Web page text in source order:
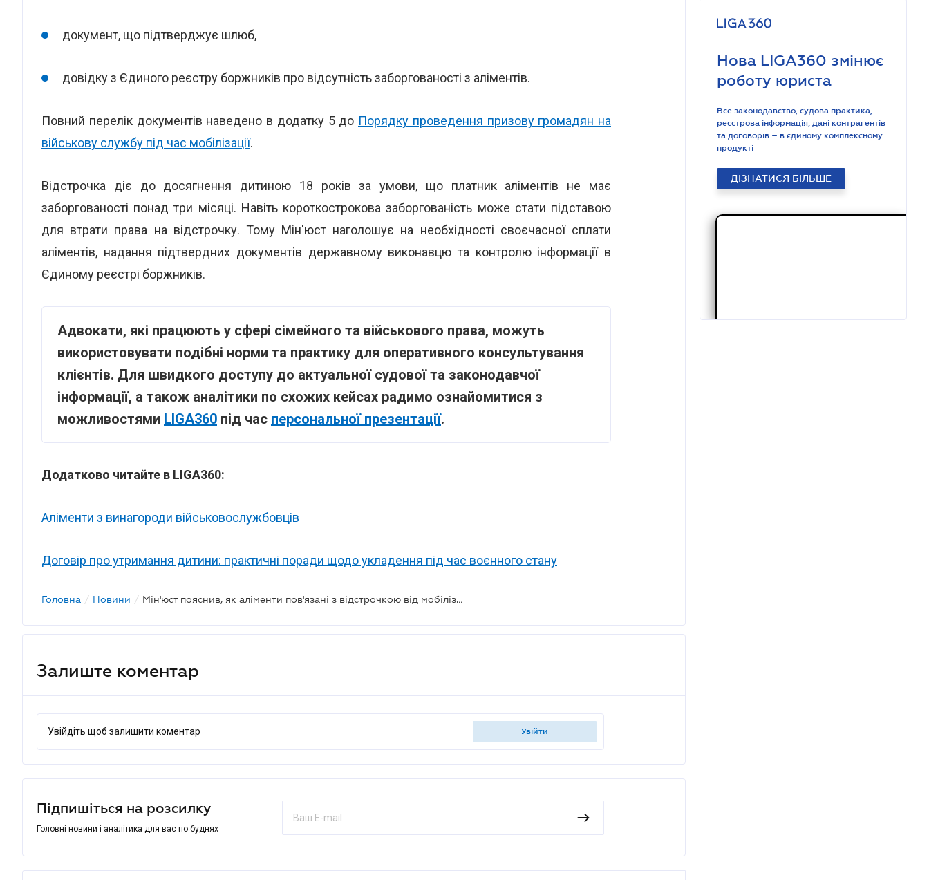
документ, що підтверджує шлюб,
довідку з Єдиного реєстру боржників про відсутність заборгованості з аліментів.
Повний перелік документів наведено в додатку 5 до Порядку проведення призову громадян на
військову службу під час мобілізації.
Відстрочка діє до досягнення дитиною 18 років за умови, що платник аліментів не має
заборгованості понад три місяці. Навіть короткострокова заборгованість може стати підставою
для втрати права на відстрочку. Тому Мін'юст наголошує на необхідності своєчасної сплати
аліментів, надання підтвердних документів державному виконавцю та контролю інформації в
Єдиному реєстрі боржників.
Адвокати, які працюють у сфері сімейного та військового права, можуть
використовувати подібні норми та практику для оперативного консультування
клієнтів. Для швидкого доступу до актуальної судової та законодавчої
інформації, а також аналітики по схожих кейсах радимо ознайомитися з
можливостями LIGA360 під час персональної презентації.
Додатково читайте в LIGA360:
Аліменти з винагороди військовослужбовців
Договір про утримання дитини: практичні поради щодо укладення під час воєнного стану
Головна / Новини / Мін'юст пояснив, як аліменти пов'язані з відстрочкою від мобілізації
Залиште коментар
Увійдіть щоб залишити коментар увійти
Підпишіться на розсилку
Головні новини і аналітика для вас по буднях
Нова LIGA360 змінює
роботу юриста
Все законодавство, судова практика,
реєстрова інформація, дані контрагентів
та договорів – в єдиному комплексному
продукті
ДІЗНАТИСЯ БІЛЬШЕ